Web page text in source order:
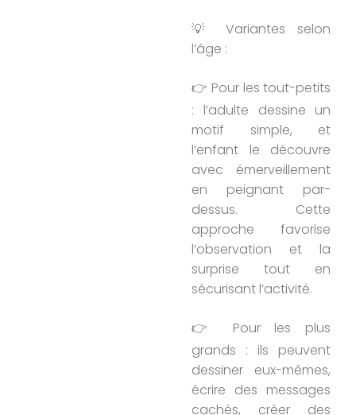
💡 Variantes selon
l’âge :
👉 Pour les tout-petits
: l’adulte dessine un
motif simple, et
l’enfant le découvre
avec émerveillement
en peignant par-
dessus. Cette
approche favorise
l’observation et la
surprise tout en
sécurisant l’activité.
👉 Pour les plus
grands : ils peuvent
dessiner eux-mêmes,
écrire des messages
cachés, créer des